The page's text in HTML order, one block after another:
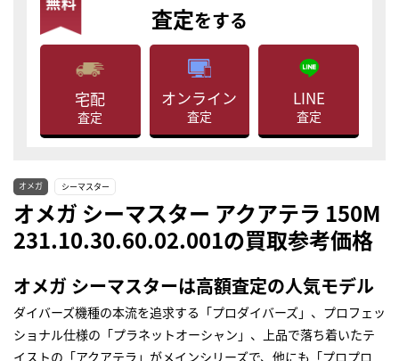
査定をする
宅配
査定
オンライン
査定
LINE
査定
オメガ シーマスター
オメガ シーマスター アクアテラ 150M
231.10.30.60.02.001の買取参考価格
オメガ シーマスターは高額査定の人気モデル
ダイバーズ機種の本流を追求する「プロダイバーズ」、プロフェッ
ショナル仕様の「プラネットオーシャン」、上品で落ち着いたテ
イストの「アクアテラ」がメインシリーズで、他にも「プロプロ